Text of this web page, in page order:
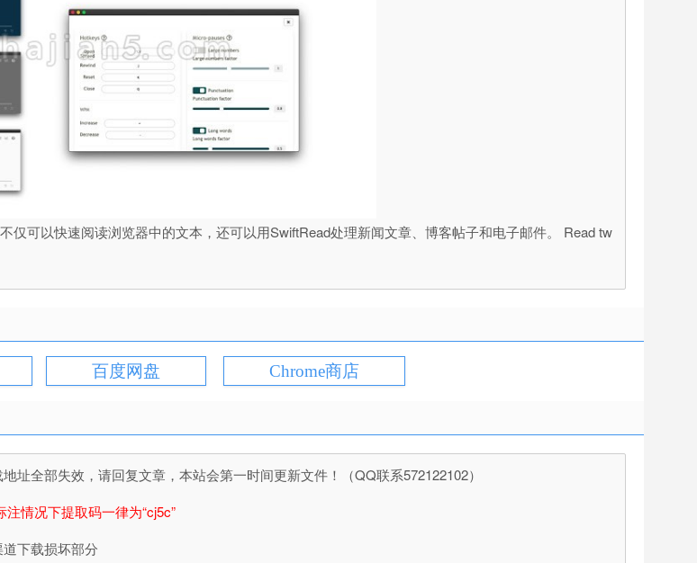
仅可以快速阅读浏览器中的文本，还可以用SwiftRead处理新闻文章、博客帖子和电子邮件。 Read tw
百度网盘 Chrome商店
全部失效，请回复文章，本站会第一时间更新文件！（QQ联系572122102）
情况下提取码一律为“cj5c”
下载损坏部分